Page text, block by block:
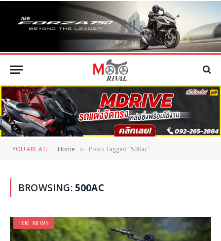
YOU ARE AT: Home » Posts Tagged "500ac"
BROWSING: 500AC
BIKE NEWS